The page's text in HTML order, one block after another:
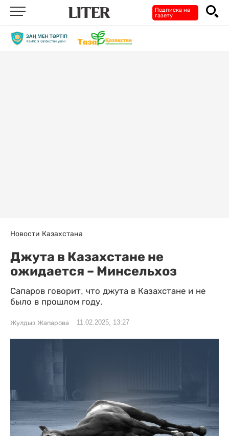
Подписка на
газету
Новости Казахстана
Джута в Казахстане не
ожидается – Минсельхоз
Сапаров говорит, что джута в Казахстане и не
было в прошлом году.
Жулдыз Жапарова 11.02.2025, 13:27